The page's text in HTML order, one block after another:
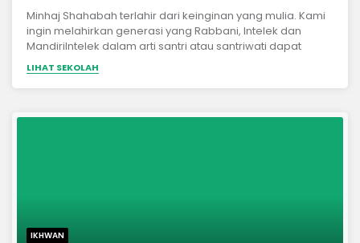
Minhaj Shahabah terlahir dari keinginan yang mulia. Kami
ingin melahirkan generasi yang Rabbani, Intelek dan
MandiriIntelek dalam arti santri atau santriwati dapat
memiliki kemampuan dibidang umum, yang mana dapat
menjadi bekal dalam menghadapi era globalisasi.Mandiri
secara kedawasaan, mempunyai kemampuan ketika
LIHAT SEKOLAH
IKHWAN